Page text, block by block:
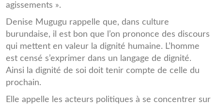
agissements ».
Denise Mugugu rappelle que, dans culture
burundaise, il est bon que l’on prononce des discours
qui mettent en valeur la dignité humaine. L’homme
est censé s’exprimer dans un langage de dignité.
Ainsi la dignité de soi doit tenir compte de celle du
prochain.
Elle appelle les acteurs politiques à se concentrer sur